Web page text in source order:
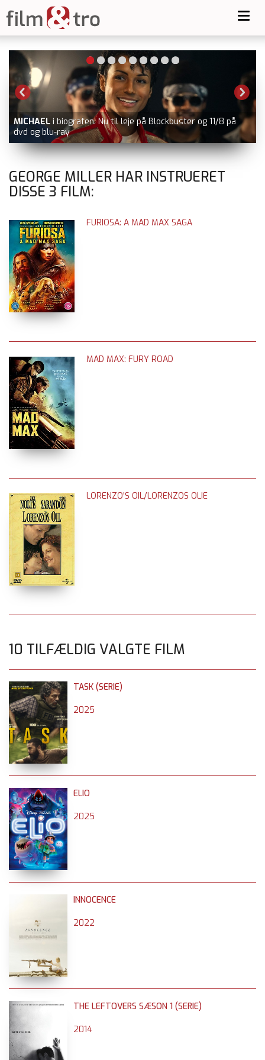
MICHAEL i biografen. Nu til leje på Blockbuster og 11/8 på
dvd og blu-ray
GEORGE MILLER HAR INSTRUERET
DISSE 3 FILM:
FURIOSA: A MAD MAX SAGA
MAD MAX: FURY ROAD
LORENZO'S OIL/LORENZOS OLIE
10 TILFÆLDIG VALGTE FILM
TASK (SERIE)
2025
ELIO
2025
INNOCENCE
2022
THE LEFTOVERS SÆSON 1 (SERIE)
2014